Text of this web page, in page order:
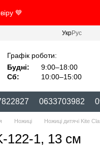
💙
УкрРус
Графік роботи:
Будні:
9:00–18:00
Сб:
10:00–15:00
0633703982
Ножиці Ножиці дитячі Kite
122-1, 13 см